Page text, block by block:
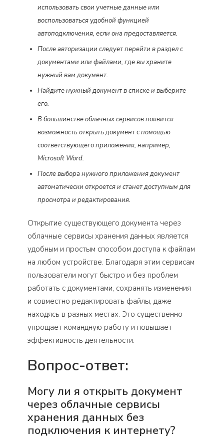
использовать свои учетные данные или
воспользоваться удобной функцией
автоподключения, если она предоставляется.
После авторизации следует перейти в раздел с
документами или файлами, где вы храните
нужный вам документ.
Найдите нужный документ в списке и выберите
его.
В большинстве облачных сервисов появится
возможность открыть документ с помощью
соответствующего приложения, например,
Microsoft Word.
После выбора нужного приложения документ
автоматически откроется и станет доступным для
просмотра и редактирования.
Открытие существующего документа через
облачные сервисы хранения данных является
удобным и простым способом доступа к файлам
на любом устройстве. Благодаря этим сервисам
пользователи могут быстро и без проблем
работать с документами, сохранять изменения
и совместно редактировать файлы, даже
находясь в разных местах. Это существенно
упрощает командную работу и повышает
эффективность деятельности.
Вопрос-ответ:
Могу ли я открыть документ
через облачные сервисы
хранения данных без
подключения к интернету?